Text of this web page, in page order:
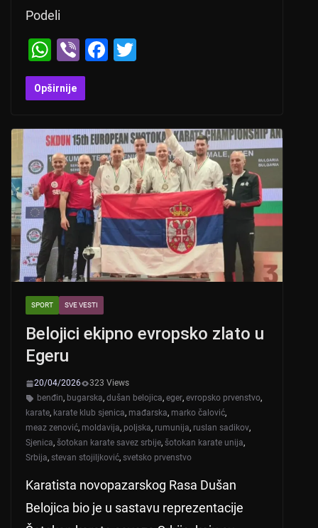
Podeli
W
h
at
A
p
p
Vi
b
er
F
b
o
o
k
Opširnije
SPORT SVE VESTI
Belojici ekipno evropsko zlato u
Egeru
20/04/2026
323 Views
benđin, bugarska, dušan belojica, eger, evropsko prvenstvo,
karate, karate klub sjenica, mađarska, marko čalović,
meaz zenović, moldavija, poljska, rumunija, ruslan sadikov,
Sjenica, šotokan karate savez srbije, šotokan karate unija,
Srbija, stevan stojiljković, svetsko prvenstvo
Karatista novopazarskog Rasa Dušan
Belojica bio je u sastavu reprezentacije